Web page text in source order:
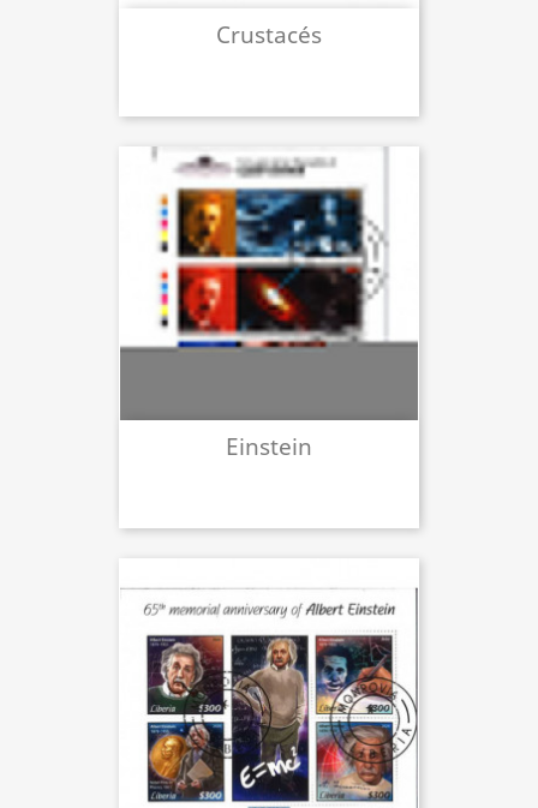
Crustacés
Einstein